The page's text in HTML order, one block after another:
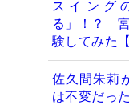
スイング
る」！？ 宮
験してみた
佐久間朱莉
は不変だっ